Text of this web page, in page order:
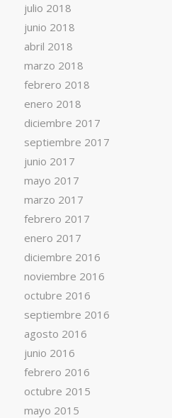
julio 2018
junio 2018
abril 2018
marzo 2018
febrero 2018
enero 2018
diciembre 2017
septiembre 2017
junio 2017
mayo 2017
marzo 2017
febrero 2017
enero 2017
diciembre 2016
noviembre 2016
octubre 2016
septiembre 2016
agosto 2016
junio 2016
febrero 2016
octubre 2015
mayo 2015